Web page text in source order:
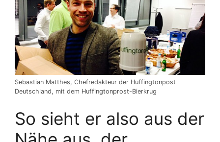
Sebastian Matthes, Chefredakteur der Huffingtonpost
Deutschland, mit dem Huffingtonprost-Bierkrug
So sieht er also aus der